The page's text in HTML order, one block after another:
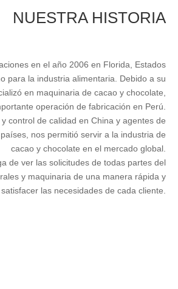
NUESTRA HISTORIA
en el año 2006 en Florida, Estados
para la industria alimentaria. Debido a su
en maquinaria de cacao y chocolate,
operación de fabricación en Perú.
control de calidad en China y agentes de
nos permitió servir a la industria de
cacao y chocolate en el mercado global.
de ver las solicitudes de todas partes del
y maquinaria de una manera rápida y
las necesidades de cada cliente.